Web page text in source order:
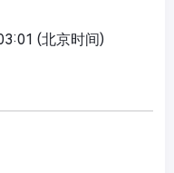
(北京时间)